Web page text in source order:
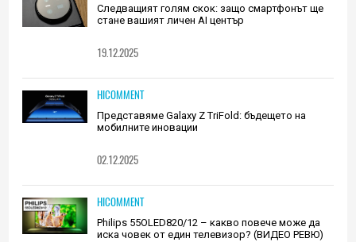
Следващият голям скок: защо смартфонът ще
стане вашият личен AI център
19.12.2025
HICOMMENT
Представяме Galaxy Z TriFold: бъдещето на
мобилните иновации
02.12.2025
HICOMMENT
Philips 55OLED820/12 – какво повече може да
иска човек от един телевизор? (ВИДЕО РЕВЮ)